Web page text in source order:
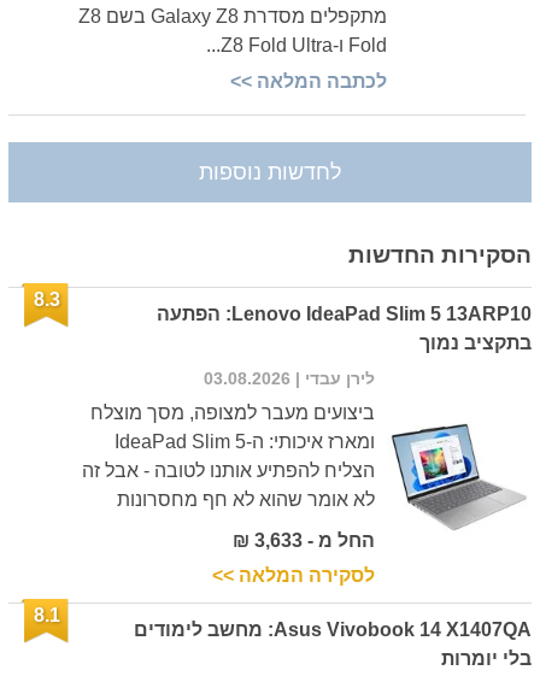
מתקפלים מסדרת Galaxy Z8 בשם Z8
Fold ו-Z8 Fold Ultra...
לכתבה המלאה >>
לחדשות נוספות
הסקירות החדשות
Lenovo IdeaPad Slim 5 13ARP10: הפתעה
בתקציב נמוך
8.3
לירן עבדי | 03.08.2026
ביצועים מעבר למצופה, מסך מוצלח
ומארז איכותי: ה-IdeaPad Slim 5
הצליח להפתיע אותנו לטובה - אבל זה
לא אומר שהוא לא חף מחסרונות
החל מ - 3,633 ₪
לסקירה המלאה >>
Asus Vivobook 14 X1407QA: מחשב לימודים
בלי יומרות
8.1